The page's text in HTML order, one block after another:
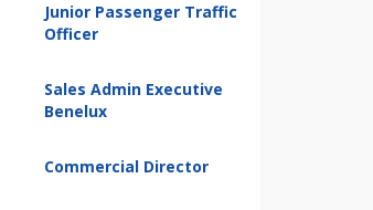
Junior Passenger Traffic
Officer
Sales Admin Executive
Benelux
Commercial Director